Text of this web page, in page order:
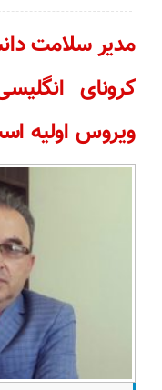
مدیر سلامت
ویروس اولیه